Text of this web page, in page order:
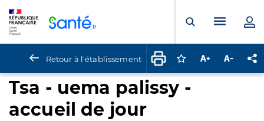
Ouvrir laMenu
Retour à l'établissement Connectez-vous
Augmenter la
Tsa - uema palissy -
accueil de jour